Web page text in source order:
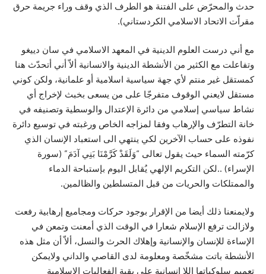
حدث والمحرّض على الفتنة هو الطرف الذي وقف وراء جريمة حرق
مقراّت الاتحاد الاسلامي الكردستاني).
مع أني درست العلوم الدينية في المعهد الاسلامي في سان دييغو
وتفاعلت مع الكثير من الأنشطة الدينية والانسانية ألاّ أني أتحدّث هنا
كمستقل غير منتم لأي جهة سياسية اسلامية أو علمانية، ولكن كوني
مستقل لايعني الوقوف متفرجّا على من يسعى بخبث لإخراج أي
نشاط سياسي إسلامي من دائرة الإعتدال والوسطية وتصنيفه في
خانة التطرّف والإرهاب وفقا لمزاجه الخاص ورغبته في توسيع دائرة
نفوذه على حساب الآخرين لكي ينتهي الى استعباد الإنسان الذي
كرّمته السماء حيث يقول تعالى “وَلَقَدْ كَرَّمْنَا بَنِي آدَمَ” (سورة
الإسراء) ..لكن التكريم الإلهي يُقابل اليوم بإستباحة الدماء
والممتلكات والحريات من قبل المتسلطين والظالمين.
ولايمنعنا ذلك أيضا من الإقرار بوجود حركات ومجاميع إرهابية رفعت
ولازالت ترفع الإسلام شعارا في الوقت الذي أمعنت وتمعن في
الإساءة للإنسان والإنسانية وإهلاك الحرث والنسل، ألاّ أن مثل هذه
الأنشطة باتت مشخّصة ومعلومة لدى القاصي والداني ولايمكن
تعميم سلوكياتها اللا إنسانية على بقية الفعاليات الاسلامية